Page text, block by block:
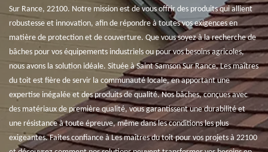
Sur Rance, 22100. Notre mission est de vous offrir des produits qui allient
robustesse et innovation, afin de répondre à toutes vos exigences en
matière de protection et de couverture. Que vous soyez à la recherche de
bâches pour vos équipements industriels ou pour vos besoins agricoles,
nous avons la solution idéale. Située à Saint Samson Sur Rance, Les maîtres
du toit est fière de servir la communauté locale, en apportant une
expertise inégalée et des produits de qualité. Nos bâches, conçues avec
des matériaux de première qualité, vous garantissent une durabilité et
une résistance à toute épreuve, même dans les conditions les plus
exigeantes. Faites confiance à Les maîtres du toit pour vos projets à 22100